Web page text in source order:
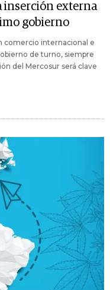
inserción externa
gobierno
comercio internacional e
de turno, siempre
del Mercosur será clave